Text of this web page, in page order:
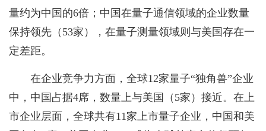
量约为中国的6倍；中国在量子通信领域的企业数量
保持领先（53家），在量子测量领域则与美国存在一
定差距。
在企业竞争力方面，全球12家量子“独角兽”企业
中，中国占据4席，数量上与美国（5家）接近。在上
市企业层面，全球共有11家上市量子企业，中国和美